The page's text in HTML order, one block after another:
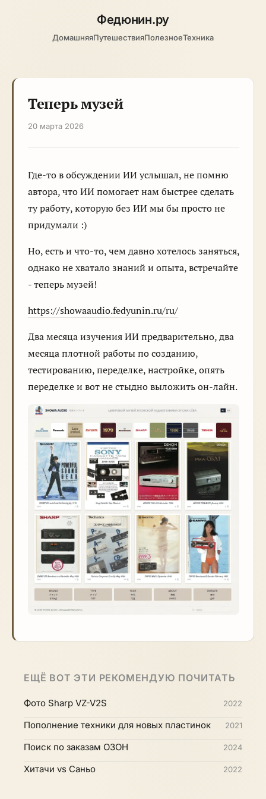
Федюнин.ру
ДомашняяПутешествияПолезноеТехника
Теперь музей
20 марта 2026
Где-то в обсуждении ИИ услышал, не помню
автора, что ИИ помогает нам быстрее сделать
ту работу, которую без ИИ мы бы просто не
придумали :)
Но, есть и что-то, чем давно хотелось заняться,
однако не хватало знаний и опыта, встречайте
- теперь музей!
https://showaaudio.fedyunin.ru/ru/
Два месяца изучения ИИ предварительно, два
месяца плотной работы по созданию,
тестированию, переделке, настройке, опять
переделке и вот не стыдно выложить он-лайн.
ЕЩЁ ВОТ ЭТИ РЕКОМЕНДУЮ ПОЧИТАТЬ
Фото Sharp VZ-V2S 2022
Пополнение техники для новых пластинок 2021
Поиск по заказам ОЗОН 2024
Хитачи vs Саньо 2022